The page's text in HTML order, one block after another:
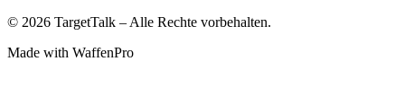
© 2026 TargetTalk – Alle Rechte vorbehalten.
Made with WaffenPro